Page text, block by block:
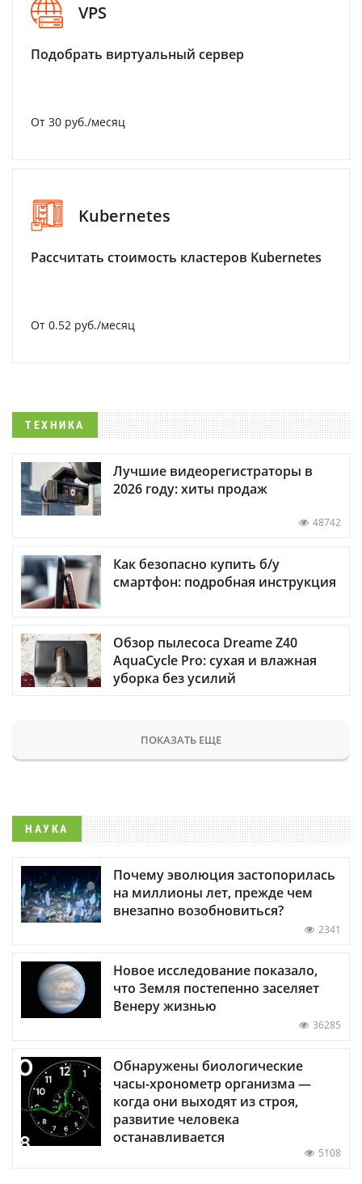
VPS
Подобрать виртуальный сервер
От 30 руб./месяц
Kubernetes
Рассчитать стоимость кластеров Kubernetes
От 0.52 руб./месяц
ТЕХНИКА
Лучшие видеорегистраторы в
2026 году: хиты продаж
48742
Как безопасно купить б/у
смартфон: подробная инструкция
Обзор пылесоса Dreame Z40
AquaCycle Pro: сухая и влажная
уборка без усилий
ПОКАЗАТЬ ЕЩЕ
НАУКА
Почему эволюция застопорилась
на миллионы лет, прежде чем
внезапно возобновиться?
2341
Новое исследование показало,
что Земля постепенно заселяет
Венеру жизнью
36285
Обнаружены биологические
часы-хронометр организма —
когда они выходят из строя,
развитие человека
останавливается
5108